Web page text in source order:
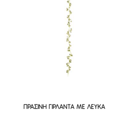
ΠΡΑΣΙΝΗ ΓΙΡΛΑΝΤΑ ΜΕ ΛΕΥΚΑ
ΠΡΑΣΙΝΗ ΓΙΡΛΑΝΤΑ ΜΕ ΛΕΥΚΑ